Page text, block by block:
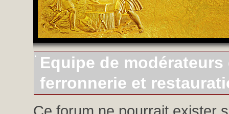
Equipe de
ferronnerie et